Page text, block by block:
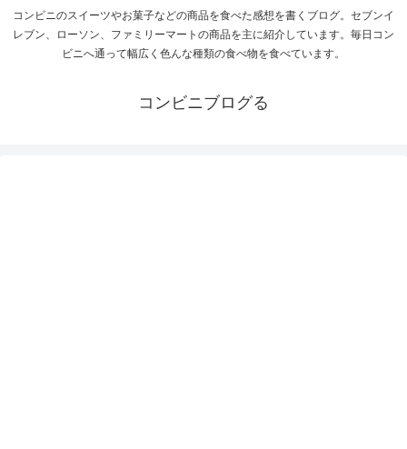
コンビニのスイーツやお菓子などの商品を食べた感想を書くブログ。セブンイ
レブン、ローソン、ファミリーマートの商品を主に紹介しています。毎日コン
ビニへ通って幅広く色んな種類の食べ物を食べています。
コンビニブログる